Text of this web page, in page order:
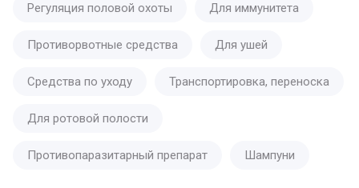
Регуляция половой охоты Для иммунитета
Противорвотные средства Для ушей
Средства по уходу Транспортировка, переноска
Для ротовой полости
Противопаразитарный препарат Шампуни